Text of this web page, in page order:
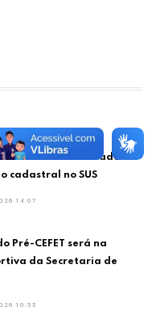
convoca moradores
cadastral no SUS
14:07
Pré-CEFET será na
da Secretaria de
10:55